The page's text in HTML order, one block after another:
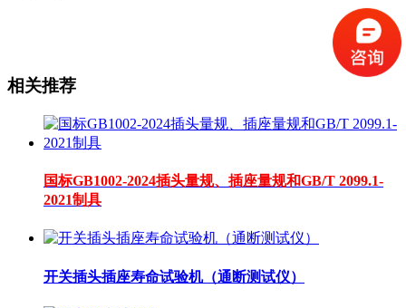
相关推荐
国标GB1002-2024插头量规、插座量规和GB/T 2099.1-
2021制具
开关插头插座寿命试验机（通断测试仪）